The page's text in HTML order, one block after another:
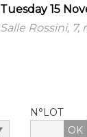
Tuesday 15
Salle Rossini,
N°LOT
OK